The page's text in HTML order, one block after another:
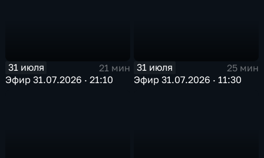
31 июля
21 мин
Эфир 31.07.2026 · 21:10
31 июля
25 мин
Эфир 31.07.2026 · 11:30